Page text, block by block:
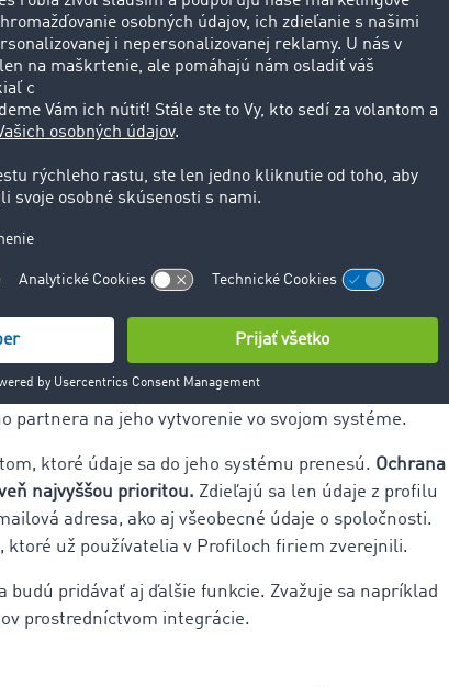
ich aktuálnosť vždy zaručená. Ak obchodní partneri
v systéme zastarávajú.
Namiesto pomalých reakcií prinášajú
TIMOCOM s viac ako 53.000 zákazníkmi obrovskú
samostatne a bez čakania urobiť ďalší krok.
aj ťažkopádne prepínanie medzi systémami.
na niektorú z ponúk prepravy alebo prepravného
relevantných informácií o spoločnosti z profilu v
dotaz prostredníctvom TIMOCOM ID.
obzvlášť užitočná aj kombinácia srozhraním
predložiť len vtedy, keď obchodný partner
Požiadavkou na rozhranie firemných profilov
partnera na jeho vytvorenie vo svojom systéme.
ktoré údaje sa do jeho systému prenesú. Ochrana
najvyššou prioritou. Zdieľajú sa len údaje z profilu
adresa, ako aj všeobecné údaje o spoločnosti.
ktoré už používatelia v Profiloch firiem zverejnili.
budú pridávať aj ďalšie funkcie. Zvažuje sa napríklad
prostredníctvom integrácie.